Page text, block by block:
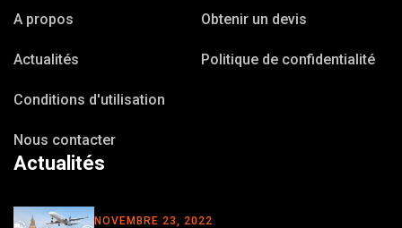
A propos Obtenir un devis
Actualités Politique de confidentialité
Conditions d'utilisation
Nous contacter
Actualités
NOVEMBRE 23, 2022